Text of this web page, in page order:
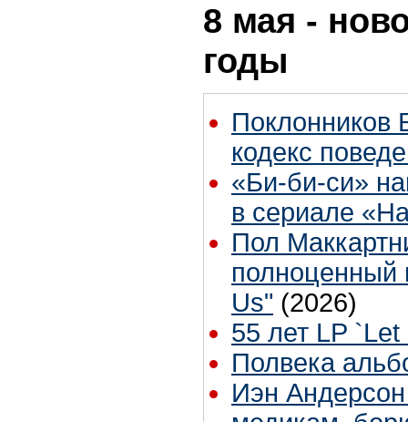
8 мая -
годы
Поклонников
кодекс
«Би-би-си»
в сериале
Пол
полноценный
Us" (2026)
55 лет LP `Let
Полвека
Иэн